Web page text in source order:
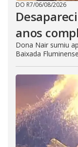
DO R7/06/08/2026
anos
Dona Nair sumiu
Baixada Fluminense